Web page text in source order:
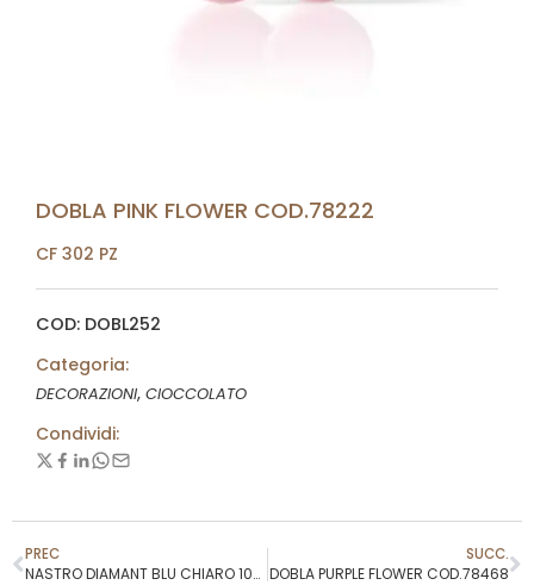
DOBLA PINK FLOWER COD.78222
CF 302 PZ
COD: DOBL252
Categoria:
DECORAZIONI, CIOCCOLATO
Condividi:
PREC
NASTRO DIAMANT BLU CHIARO 10MMX250M
SUCC.
DOBLA PURPLE FLOWER COD.78468